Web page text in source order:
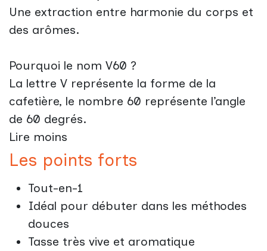
Une extraction entre harmonie du corps et
des arômes.
Pourquoi le nom V60 ?
La lettre V représente la forme de la
cafetière, le nombre 60 représente l’angle
de 60 degrés.
Lire moins
Les points forts
Tout-en-1
Idéal pour débuter dans les méthodes
douces
Tasse très vive et aromatique